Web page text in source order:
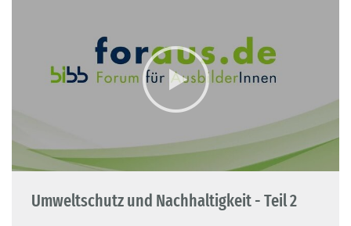
Umweltschutz und Nachhaltigkeit - Teil 2